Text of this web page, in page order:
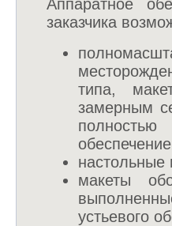
Аппаратное
заказчика
типа,
замерным
настольные
макеты
устьевого